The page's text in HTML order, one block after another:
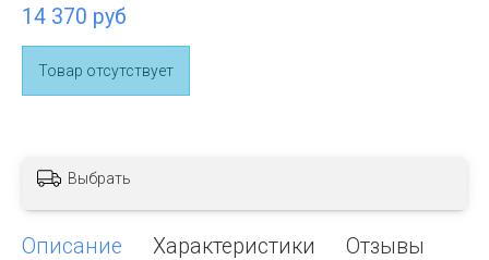
14 370 руб
Товар отсутствует
Выбрать
Описание Характеристики Отзывы